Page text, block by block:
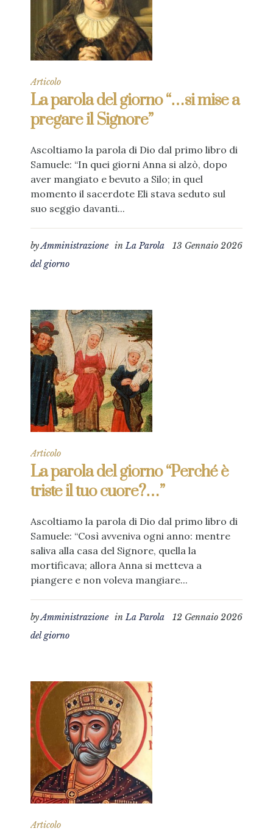
Articolo
La parola del giorno “…si mise a
pregare il Signore”
Ascoltiamo la parola di Dio dal primo libro di
Samuele: “In quei giorni Anna si alzò, dopo
aver mangiato e bevuto a Silo; in quel
momento il sacerdote Eli stava seduto sul
suo seggio davanti...
13 Gennaio 2026
byAmministrazione inLa Parola
del giorno
Articolo
La parola del giorno “Perché è
triste il tuo cuore?…”
Ascoltiamo la parola di Dio dal primo libro di
Samuele: “Così avveniva ogni anno: mentre
saliva alla casa del Signore, quella la
mortificava; allora Anna si metteva a
piangere e non voleva mangiare...
12 Gennaio 2026
byAmministrazione inLa Parola
del giorno
Articolo